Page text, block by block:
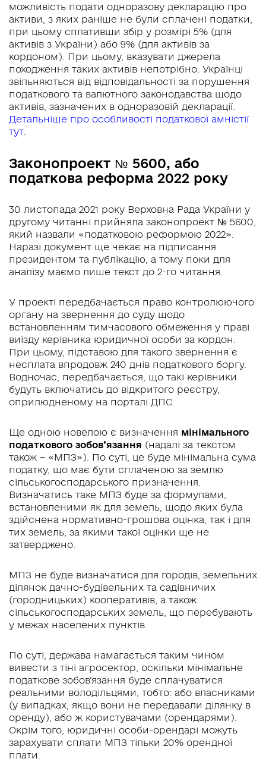
можливість подати одноразову декларацію про
активи, з яких раніше не були сплачені податки,
при цьому сплативши збір у розмірі 5% (для
активів з України) або 9% (для активів за
кордоном). При цьому, вказувати джерела
походження таких активів непотрібно. Українці
звільняються від відповідальності за порушення
податкового та валютного законодавства щодо
активів, зазначених в одноразовій декларації.
Детальніше про особливості податкової амністії
тут
Законопроект № 5600, або
податкова реформа 2022 року
30 листопада 2021 року Верховна Рада України у
другому читанні прийняла законопроект № 5600,
який назвали «податковою реформою 2022».
Наразі документ ще чекає на підписання
президентом та публікацію, а тому поки для
аналізу маємо лише текст до 2-го читання.
У проекті передбачається право контролюючого
органу на звернення до суду щодо
встановленням тимчасового обмеження у праві
виїзду керівника юридичної особи за кордон.
При цьому, підставою для такого звернення є
несплата впродовж 240 днів податкового боргу.
Водночас, передбачається, що такі керівники
будуть включатись до відкритого реєстру,
оприлюдненому на порталі ДПС.
Ще одною новелою є визначення мінімального
податкового зобов’язання (надалі за текстом
також – «МПЗ»). По суті, це буде мінімальна сума
податку, що має бути сплаченою за землю
сільськогосподарського призначення.
Визначатись таке МПЗ буде за формулами,
встановленими як для земель, щодо яких була
здійснена нормативно-грошова оцінка, так і для
тих земель, за якими такої оцінки ще не
затверджено.
МПЗ не буде визначатися для городів, земельних
ділянок дачно-будівельних та садівничих
(городницьких) кооперативів, а також
сільськогосподарських земель, що перебувають
у межах населених пунктів.
По суті, держава намагається таким чином
вивести з тіні агросектор, оскільки мінімальне
податкове зобов’язання буде сплачуватися
реальними володільцями, тобто: або власниками
(у випадках, якщо вони не передавали ділянку в
оренду), або ж користувачами (орендарями).
Окрім того, юридичні особи-орендарі можуть
зарахувати сплати МПЗ тільки 20% орендної
плати.